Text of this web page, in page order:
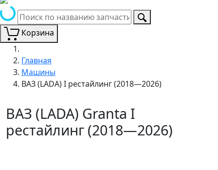
Корзина
Главная
Машины
ВАЗ (LADA) I рестайлинг (2018—2026)
ВАЗ (LADA) Granta I
рестайлинг (2018—2026)